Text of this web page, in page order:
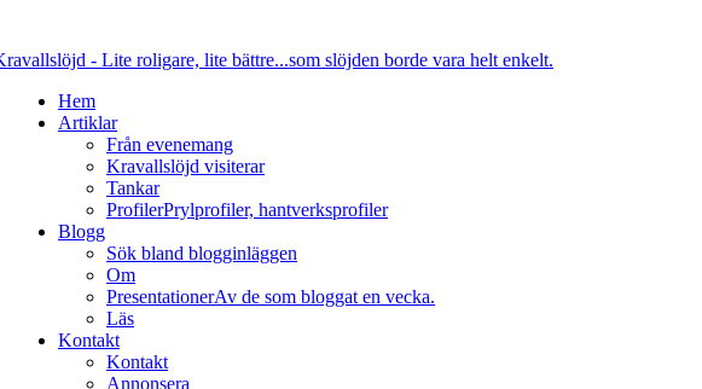
Hem
Artiklar
Från evenemang
Kravallslöjd visiterar
Tankar
ProfilerPrylprofiler, hantverksprofiler
Blogg
Sök bland blogginläggen
Om
PresentationerAv de som bloggat en vecka.
Läs
Kontakt
Kontakt
Annonsera